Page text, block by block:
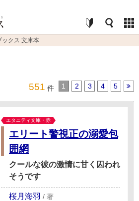
ックス 文庫本
551 件 1 2 3 4 5
エタニティ文庫・赤
エリート警視正の溺愛包
囲網
クールな彼の激情に甘く囚われ
そうです
桜月海羽 / 著